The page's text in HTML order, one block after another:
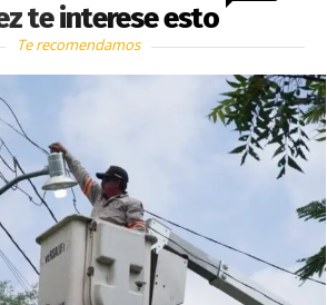
te interese esto
Te recomendamos